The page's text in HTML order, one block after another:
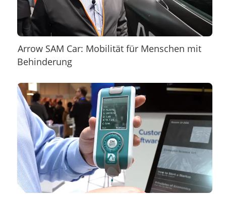
Arrow SAM Car: Mobilität für Menschen mit
Behinderung